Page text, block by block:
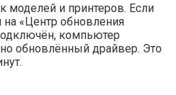
моделей и принтеров. Если
«Центр обновления
компьютер
обновлённый драйвер. Это